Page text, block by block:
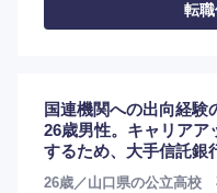
転
国連機関への出向経験
26歳男性。キャリアア
するため、大手信託銀
26歳／山口県の公立高